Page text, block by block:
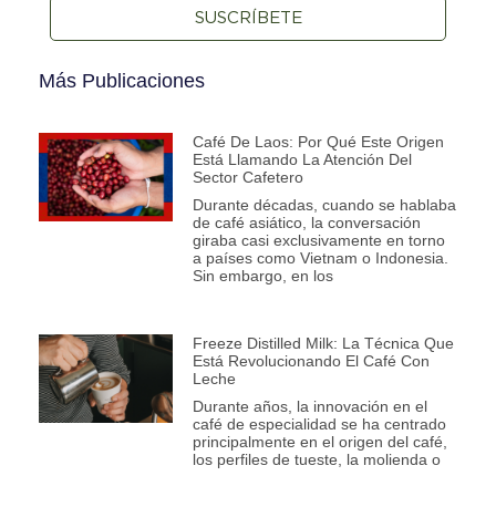
SUSCRÍBETE
Más Publicaciones
Café De Laos: Por Qué Este Origen
Está Llamando La Atención Del
Sector Cafetero
Durante décadas, cuando se hablaba
de café asiático, la conversación
giraba casi exclusivamente en torno
a países como Vietnam o Indonesia.
Sin embargo, en los
Freeze Distilled Milk: La Técnica Que
Está Revolucionando El Café Con
Leche
Durante años, la innovación en el
café de especialidad se ha centrado
principalmente en el origen del café,
los perfiles de tueste, la molienda o